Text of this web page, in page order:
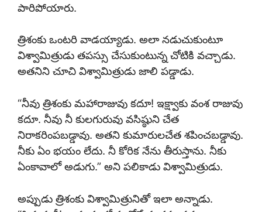
పారిపోయారు.
త్రిశంకు ఒంటరి వాడయ్యాడు. అలా నడుచుకుంటూ
విశ్వామిత్రుడు తపస్సు చేసుకుంటున్న చోటికి వచ్చాడు.
అతనిని చూచి విశ్వామిత్రుడు జాలి పడ్డాడు.
“నీవు త్రిశంకు మహారాజువు కదూ! ఇక్ష్వాకు వంశ రాజువు
కదూ. నీవు నీ కులగురువు వసిష్ఠుని చేత
నిరాకరింపబడ్డావు. అతని కుమారులచేత శపించబడ్డావు.
నీకు ఏం భయం లేదు. నీ కోరిక నేను తీరుస్తాను. నీకు
ఏంకావాలో అడుగు.” అని పలికాడు విశ్వామిత్రుడు.
అప్పుడు త్రిశంకు విశ్వామిత్రునితో ఇలా అన్నాడు.